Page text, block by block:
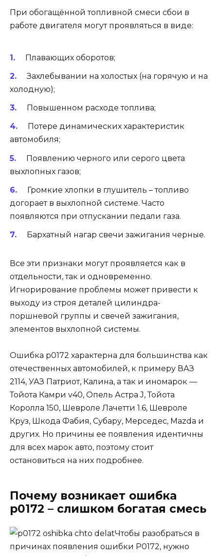
При обогащённой топливной смеси сбои в
работе двигателя могут проявляться в виде:
Плавающих оборотов;
Захлебывании на холостых (на горячую и на
холодную);
Повышенном расходе топлива;
Потере динамических характеристик
автомобиля;
Появлению черного или серого цвета
выхлопных газов;
Громкие хлопки в глушитель – топливо
догорает в выхлопной системе. Часто
появляются при отпускании педали газа.
Бархатный нагар свечи зажигания черные.
Все эти признаки могут проявляется как в
отдельности, так и одновременно.
Игнорирование проблемы может привести к
выходу из строя деталей цилиндра-
поршневой группы и свечей зажигания,
элементов выхлопной системы.
Ошибка p0172 характерна для большинства как
отечественных автомобилей, к примеру ВАЗ
2114, УАЗ Патриот, Калина, а так и иномарок —
Тойота Камри v40, Опель Астра J, Тойота
Королла 150, Шевроле Лачетти 1.6, Шевроле
Круз, Шкода Фабия, Субару, Мерседес, Mazda и
других. Но причины ее появления идентичны
для всех марок авто, поэтому стоит
остановиться на них подробнее.
Почему возникает ошибка
p0172 – слишком богатая смесь
Чтобы разобраться в
причинах появления ошибки P0172, нужно